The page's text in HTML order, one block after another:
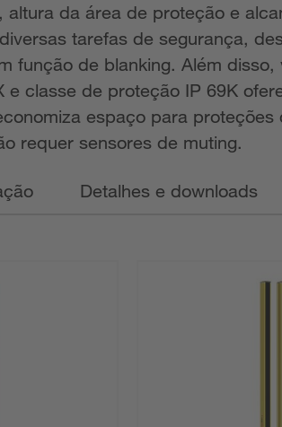
da área de proteção e
tarefas de segurança,
função de blanking. Além
classe de proteção IP 69K
espaço para
requer sensores de muting.
Detalhes e downloads